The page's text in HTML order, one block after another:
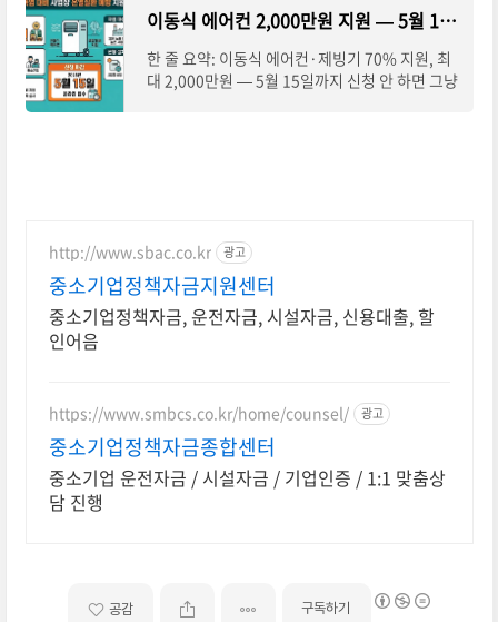
이동식 에어컨 2,000만원 지원 — 5월 15일 마감 온열장비 신청 방법 3분 정리
한 줄 요약: 이동식 에어컨·제빙기 70% 지원, 최
대 2,000만원 — 5월 15일까지 신청 안 하면 그냥
http://www.sbac.co.kr 광고
중소기업정책자금지원센터
중소기업정책자금, 운전자금, 시설자금, 신용대출, 할
인어음
https://www.smbcs.co.kr/home/counsel/ 광고
중소기업정책자금종합센터
중소기업 운전자금 / 시설자금 / 기업인증 / 1:1 맞춤상
담 진행
공감 구독하기